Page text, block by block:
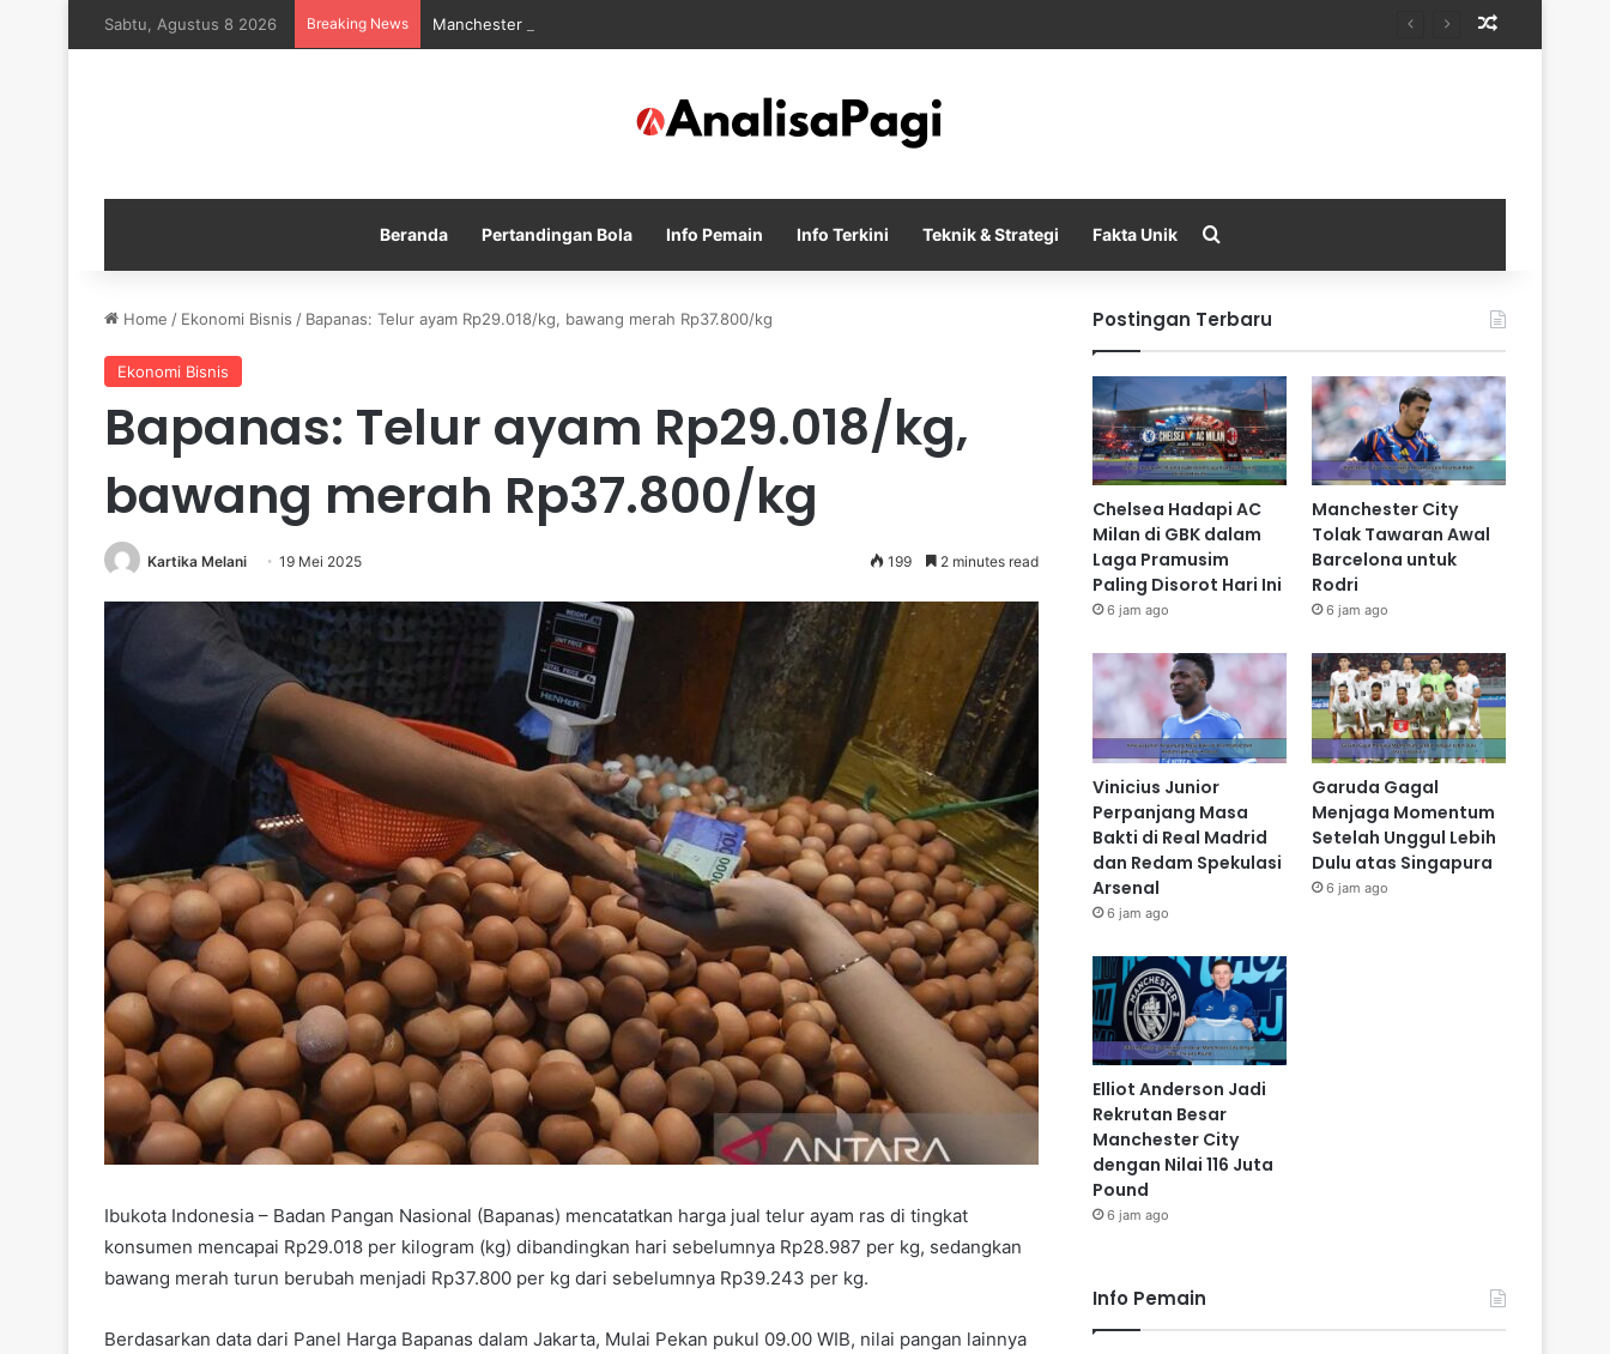
Sabtu, Agustus 8 2026 Breaking News Manchester City Tolak Tawaran Awal Barcelona untuk Rodri
Beranda Pertandingan Bola Info Pemain Info Terkini Teknik & Strategi Fakta Unik
Home / Ekonomi Bisnis / Bapanas: Telur ayam Rp29.018/kg, bawang merah Rp37.800/kg
Ekonomi Bisnis
Bapanas: Telur ayam Rp29.018/kg,
bawang merah Rp37.800/kg
Kartika Melani 19 Mei 2025 199 2 minutes read
Ibukota Indonesia – Badan Pangan Nasional (Bapanas) mencatatkan harga jual telur ayam ras di tingkat
konsumen mencapai Rp29.018 per kilogram (kg) dibandingkan hari sebelumnya Rp28.987 per kg, sedangkan
bawang merah turun berubah menjadi Rp37.800 per kg dari sebelumnya Rp39.243 per kg.
Berdasarkan data dari Panel Harga Bapanas dalam Jakarta, Mulai Pekan pukul 09.00 WIB, nilai pangan lainnya
Postingan Terbaru
Chelsea Hadapi AC
Milan di GBK dalam
Laga Pramusim
Paling Disorot Hari Ini
6 jam ago
Manchester City
Tolak Tawaran Awal
Barcelona untuk
Rodri
6 jam ago
Vinicius Junior
Perpanjang Masa
Bakti di Real Madrid
dan Redam Spekulasi
Arsenal
6 jam ago
Garuda Gagal
Menjaga Momentum
Setelah Unggul Lebih
Dulu atas Singapura
6 jam ago
Elliot Anderson Jadi
Rekrutan Besar
Manchester City
dengan Nilai 116 Juta
Pound
6 jam ago
Info Pemain